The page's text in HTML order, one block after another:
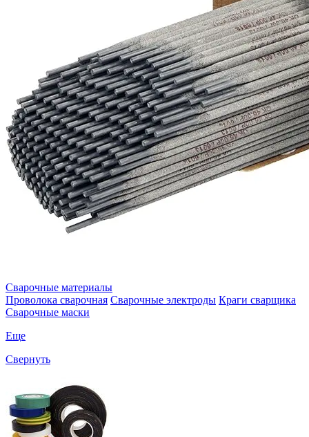
Сварочные материалы
Проволока сварочная Сварочные электроды Краги сварщика
Сварочные маски
Еще
Свернуть